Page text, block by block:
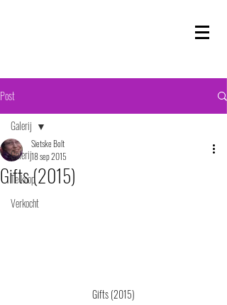
Post
Galerij
Te koop
Verkocht
Galerij
Gifts (2015)
Sietske Bolt
18 sep 2015
Gifts (2015)